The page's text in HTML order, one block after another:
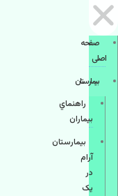
صفحه
اصلی
بيمارستان
راهنماي
بیماران
بیمارستان
آرام
در
یک